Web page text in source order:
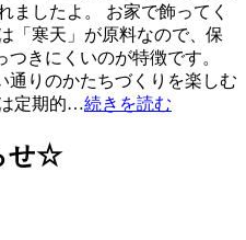
ましたよ。 お家で飾ってく
「寒天」が原料なので、保
きにくいのが特徴です。
通りのかたちづくりを楽しむ
定期的…続きを読む
せ☆